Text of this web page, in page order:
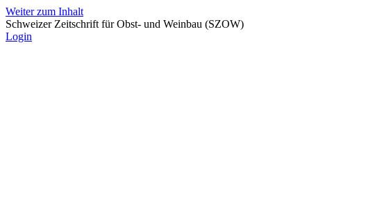
Weiter zum Inhalt
Schweizer Zeitschrift für Obst- und Weinbau (SZOW)
Login